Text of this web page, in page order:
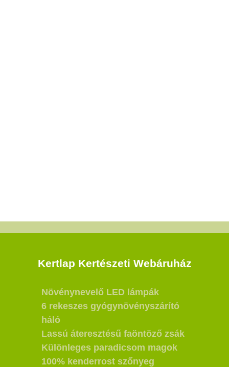
Kertlap Kertészeti Webáruház
Növénynevelő LED lámpák
6 rekeszes gyógynövényszárító
háló
Lassú áteresztésű faöntöző zsák
Különleges paradicsom magok
100% kenderrost szőnyeg